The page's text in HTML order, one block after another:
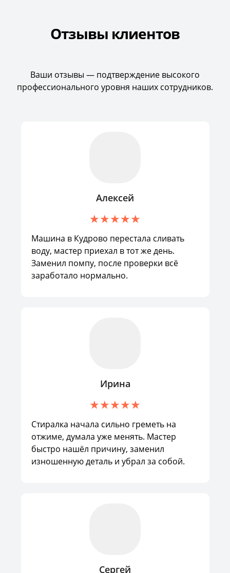
Отзывы клиентов
Ваши отзывы — подтверждение высокого
профессионального уровня наших сотрудников.
Алексей
Машина в Кудрово перестала сливать
воду, мастер приехал в тот же день.
Заменил помпу, после проверки всё
заработало нормально.
Ирина
Стиралка начала сильно греметь на
отжиме, думала уже менять. Мастер
быстро нашёл причину, заменил
изношенную деталь и убрал за собой.
Сергей